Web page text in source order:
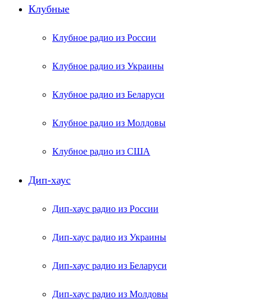
Клубные
Клубное радио из России
Клубное радио из Украины
Клубное радио из Беларуси
Клубное радио из Молдовы
Клубное радио из США
Дип-хаус
Дип-хаус радио из России
Дип-хаус радио из Украины
Дип-хаус радио из Беларуси
Дип-хаус радио из Молдовы